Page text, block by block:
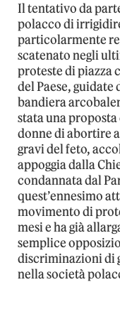
Il tentativo da
polacco di
particolarmente
scatenato negli
proteste di piazza
del Paese, guidate
bandiera
stata una
donne di abortire
gravi del feto,
appoggia dalla
condannata dal
quest’ennesimo
movimento di
mesi e ha già
semplice
discriminazioni di
nella società